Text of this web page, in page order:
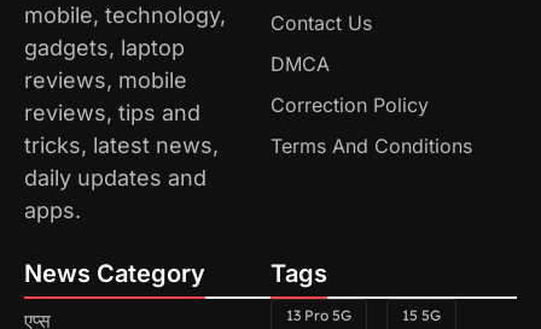
mobile, technology,
gadgets, laptop
reviews, mobile
reviews, tips and
tricks, latest news,
daily updates and
apps.
Contact Us
DMCA
Correction Policy
Terms And Conditions
News Category
एप्स
Tags
13 Pro 5G 15 5G